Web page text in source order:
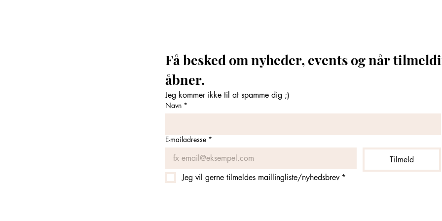
Få besked om nyheder, events og når
Jeg kommer ikke til at spamme dig ;)
Navn *
E-mailadresse *
Tilmeld
Jeg vil gerne tilmeldes maillingliste/nyhedsbrev *